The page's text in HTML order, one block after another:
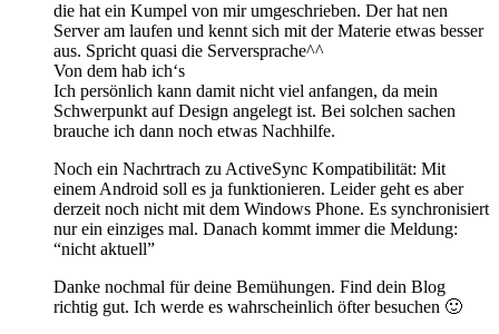
die hat ein Kumpel von mir umgeschrieben. Der hat nen
Server am laufen und kennt sich mit der Materie etwas besser
aus. Spricht quasi die Serversprache^^
Von dem hab ich‘s
Ich persönlich kann damit nicht viel anfangen, da mein
Schwerpunkt auf Design angelegt ist. Bei solchen sachen
brauche ich dann noch etwas Nachhilfe.
Noch ein Nachrtrach zu ActiveSync Kompatibilität: Mit
einem Android soll es ja funktionieren. Leider geht es aber
derzeit noch nicht mit dem Windows Phone. Es synchronisiert
nur ein einziges mal. Danach kommt immer die Meldung:
“nicht aktuell”
Danke nochmal für deine Bemühungen. Find dein Blog
richtig gut. Ich werde es wahrscheinlich öfter besuchen 🙂